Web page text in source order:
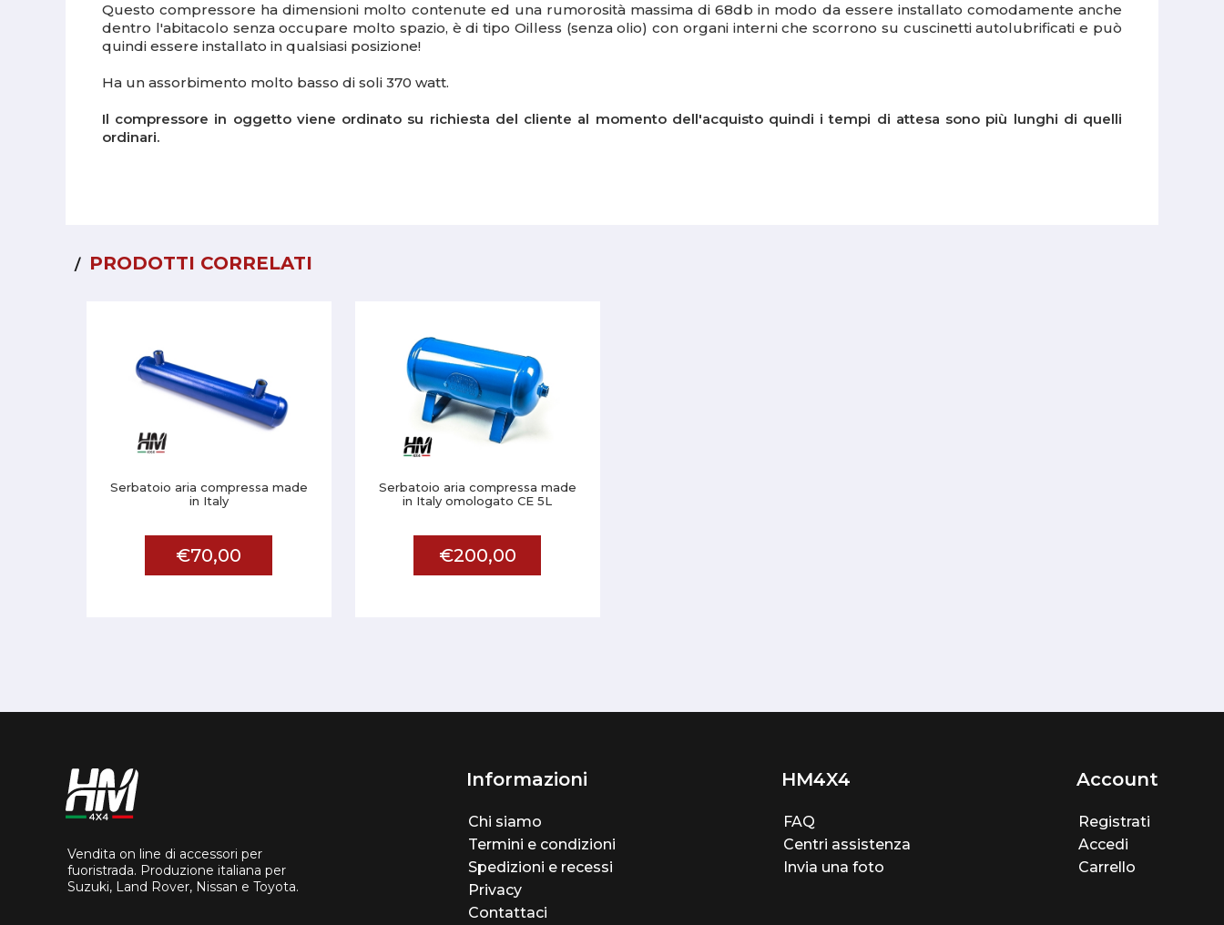
Questo compressore ha dimensioni molto contenute ed una rumorosità massima di 68db in modo da essere installato comodamente anche
dentro l'abitacolo senza occupare molto spazio, è di tipo Oilless (senza olio) con organi interni che scorrono su cuscinetti autolubrificati e può
quindi essere installato in qualsiasi posizione!
Ha un assorbimento molto basso di soli 370 watt.
Il compressore in oggetto viene ordinato su richiesta del cliente al momento dell'acquisto quindi i tempi di attesa sono più lunghi di quelli
ordinari.
PRODOTTI CORRELATI
Serbatoio aria compressa made
in Italy
€70,00
Serbatoio aria compressa made
in Italy omologato CE 5L
€200,00
Vendita on line di accessori per
fuoristrada. Produzione italiana per
Suzuki, Land Rover, Nissan e Toyota.
Informazioni
Chi siamo
Termini e condizioni
Spedizioni e recessi
Privacy
Contattaci
HM4X4
FAQ
Centri assistenza
Invia una foto
Account
Registrati
Accedi
Carrello